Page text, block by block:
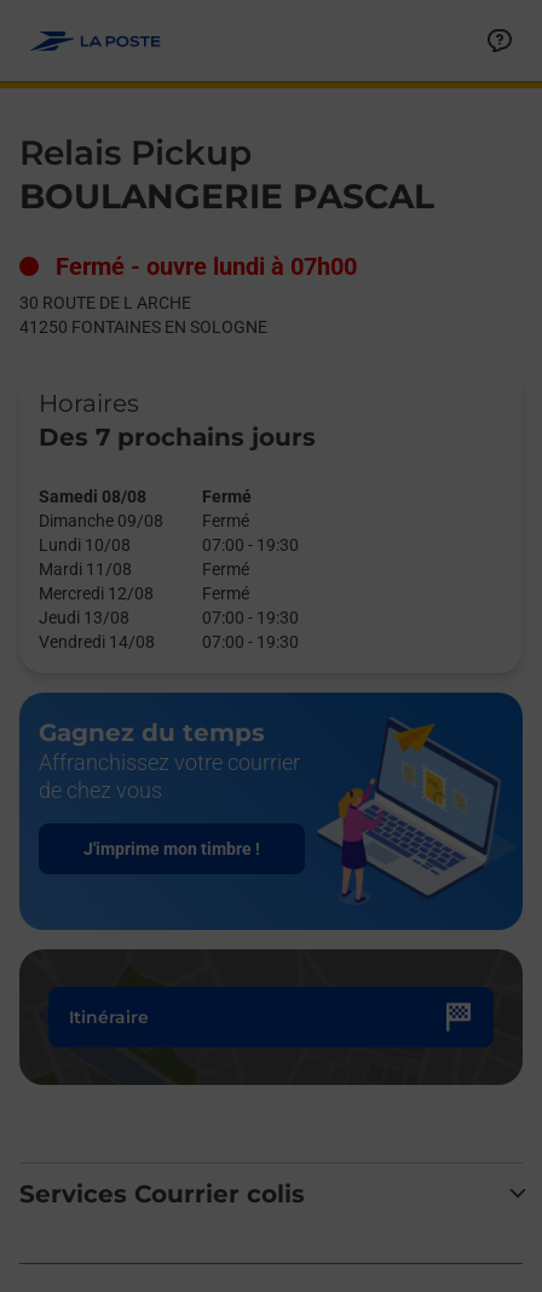
Relais Pickup
BOULANGERIE PASCAL
Fermé - ouvre lundi à 07h00
30 ROUTE DE L ARCHE
41250 FONTAINES EN SOLOGNE
Horaires
Des 7 prochains jours
Samedi 08/08
Fermé
Dimanche 09/08
Fermé
Lundi 10/08
07:00 - 19:30
Mardi 11/08
Fermé
Mercredi 12/08
Fermé
Jeudi 13/08
07:00 - 19:30
Vendredi 14/08
07:00 - 19:30
Gagnez du temps
Affranchissez votre courrier
de chez vous
J'imprime mon timbre !
Itinéraire
Services Courrier colis